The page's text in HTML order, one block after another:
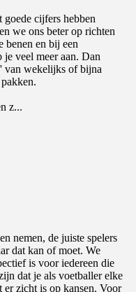
goede cijfers hebben
we ons beter op richten
benen en bij een
veel meer aan. Dan
van wekelijks of bijna
z...
nemen, de juiste spelers
dat kan of moet. We
is voor iedereen die
dat je als voetballer elke
er zicht is op kansen. Voor